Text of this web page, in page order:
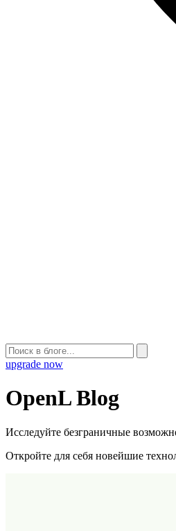
upgrade now
OpenL Blog
Исследуйте безграничные
Откройте для себя новейшие